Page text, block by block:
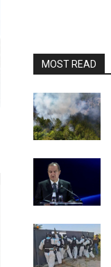
MOST READ